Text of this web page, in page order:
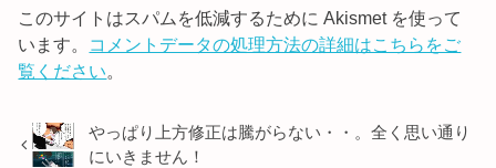
このサイトはスパムを低減するために Akismet を使って
います。 コメントデータの処理方法の詳細はこちらをご
覧ください。
やっぱり上方修正は騰がらない・・。全く思い通り
にいきません！